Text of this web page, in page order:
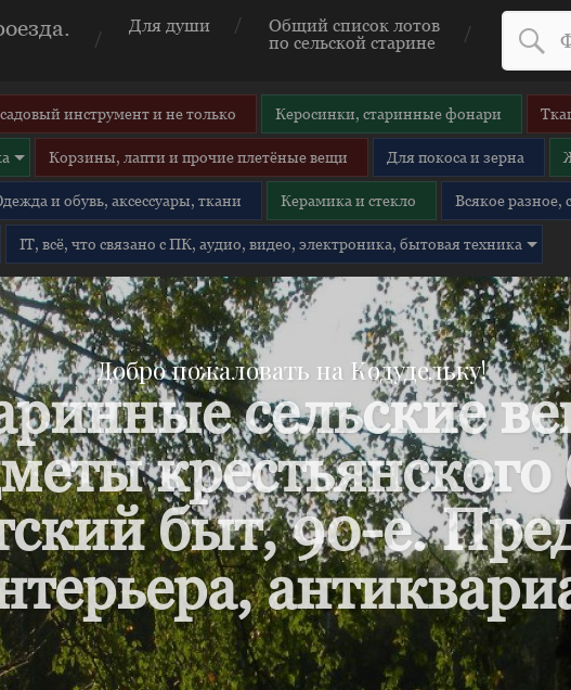
Для души
Общий список лотов
по сельской старине
инструмент и не только Керосинки, старинные фонари
Корзины, лапти и прочие плетёные вещи Для покоса и зерна
и обувь, аксессуары, ткани Керамика и стекло Всякое разное,
IT, всё, что связано с ПК, аудио, видео, электроника, бытовая техника
Добро пожаловать на Кодудельку!
сельские
крестьянского
быт, 90-е.